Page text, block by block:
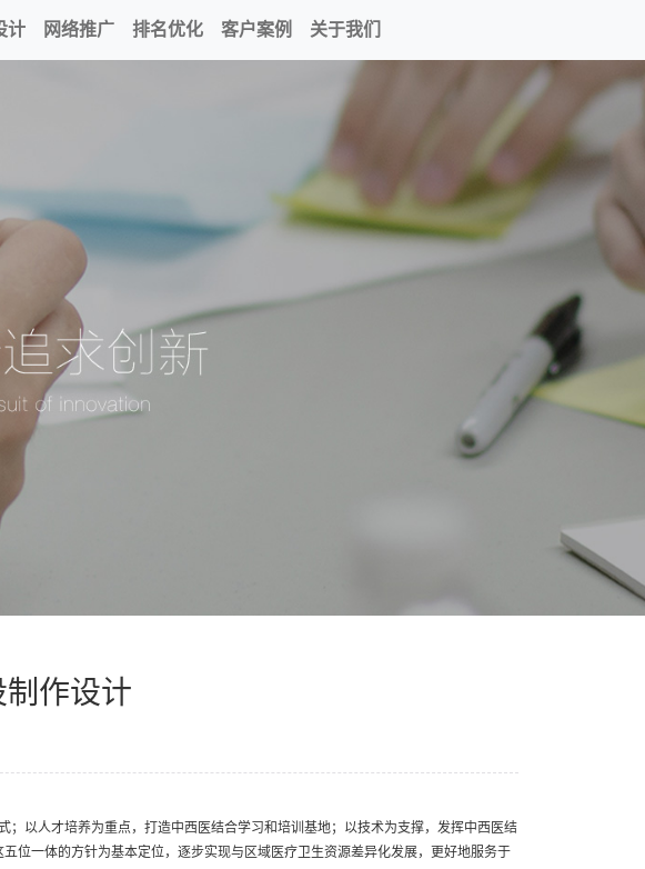
计 网络推广 排名优化 客户案例 关于我们
作设计
以人才培养为重点，打造中西医结合学习和培训基地；以技术为支撑，发挥中西医结
位一体的方针为基本定位，逐步实现与区域医疗卫生资源差异化发展，更好地服务于